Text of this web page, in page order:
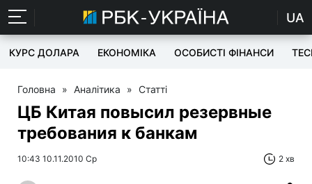
UA
КУРС ДОЛАРА ЕКОНОМІКА ОСОБИСТІ ФІНАНСИ
Головна » Аналітика » Статті
ЦБ Китая повысил резервные
требования к банкам
10:43 10.11.2010 Ср 2 хв